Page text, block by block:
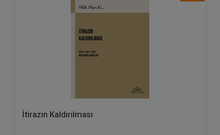
İtirazın Kaldırılması